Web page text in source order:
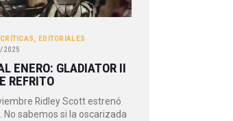
CRÍTICAS
EDITORIALES
2025
ENERO: GLADIATOR II
REFRITO
Ridley Scott estrenó
No sabemos si la oscarizada